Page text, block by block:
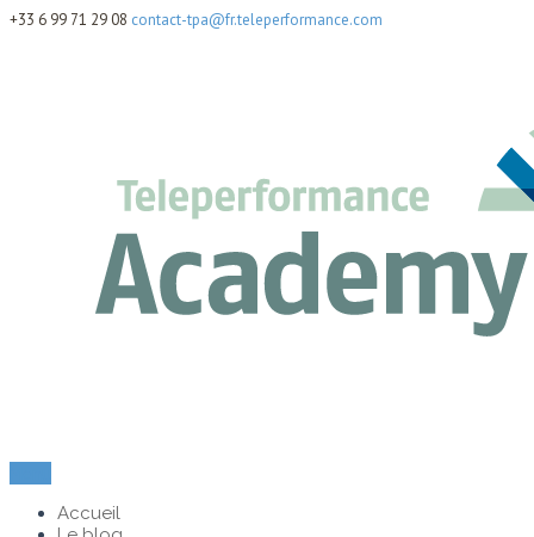
+33 6 99 71 29 08 contact-tpa@fr.teleperformance.com
Accueil